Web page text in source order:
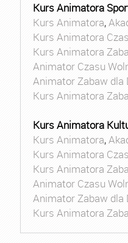
Kurs Animatora
Kurs Animatora,
Kurs Animatora
Kurs Animatora
Animator Czasu
Animator Zabaw dla
Kurs Animatora
Kurs Animatora
Kurs Animatora,
Kurs Animatora
Kurs Animatora
Animator Czasu
Animator Zabaw dla
Kurs Animatora